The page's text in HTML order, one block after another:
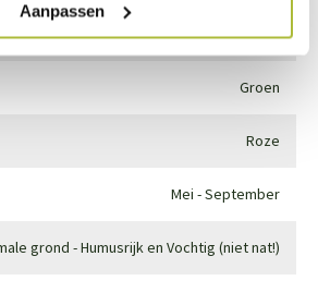
Aanpassen
Goed winterhard
Groen
Roze
Mei - September
grond - Humusrijk en Vochtig (niet nat!)